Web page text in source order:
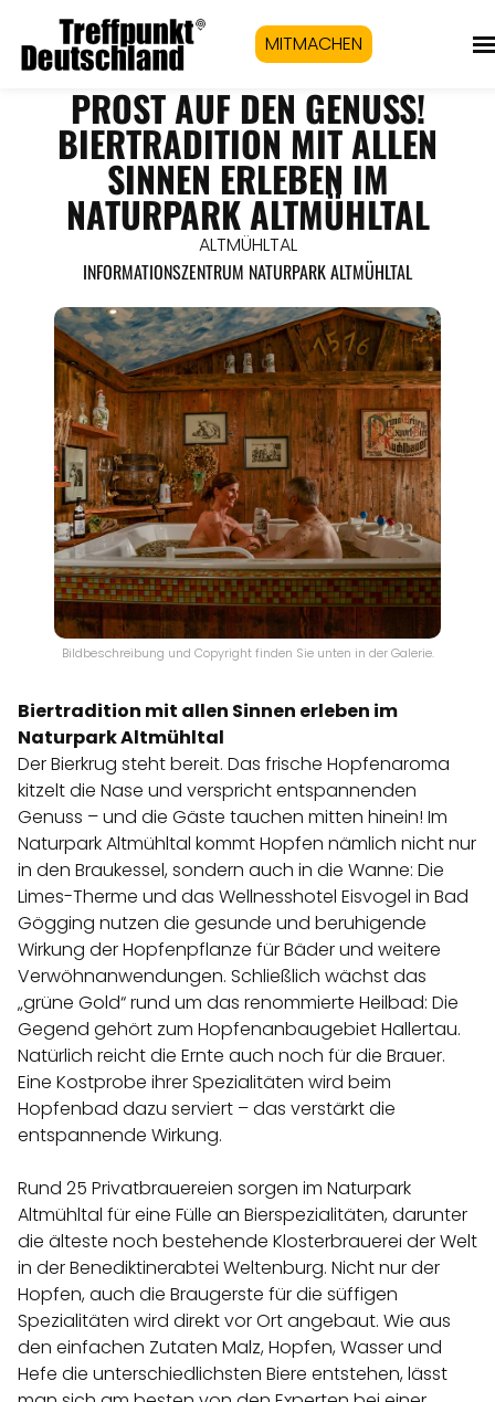
MITMACHEN
PROST AUF DEN GENUSS!
BIERTRADITION MIT ALLEN
SINNEN ERLEBEN IM
NATURPARK ALTMÜHLTAL
ALTMÜHLTAL
INFORMATIONSZENTRUM NATURPARK ALTMÜHLTAL
Bildbeschreibung und Copyright finden Sie unten in der Galerie.
Biertradition mit allen Sinnen erleben im
Naturpark Altmühltal
Der Bierkrug steht bereit. Das frische Hopfenaroma
kitzelt die Nase und verspricht entspannenden
Genuss – und die Gäste tauchen mitten hinein! Im
Naturpark Altmühltal kommt Hopfen nämlich nicht nur
in den Braukessel, sondern auch in die Wanne: Die
Limes-Therme und das Wellnesshotel Eisvogel in Bad
Gögging nutzen die gesunde und beruhigende
Wirkung der Hopfenpflanze für Bäder und weitere
Verwöhnanwendungen. Schließlich wächst das
„grüne Gold“ rund um das renommierte Heilbad: Die
Gegend gehört zum Hopfenanbaugebiet Hallertau.
Natürlich reicht die Ernte auch noch für die Brauer.
Eine Kostprobe ihrer Spezialitäten wird beim
Hopfenbad dazu serviert – das verstärkt die
entspannende Wirkung.
Rund 25 Privatbrauereien sorgen im Naturpark
Altmühltal für eine Fülle an Bierspezialitäten, darunter
die älteste noch bestehende Klosterbrauerei der Welt
in der Benediktinerabtei Weltenburg. Nicht nur der
Hopfen, auch die Braugerste für die süffigen
Spezialitäten wird direkt vor Ort angebaut. Wie aus
den einfachen Zutaten Malz, Hopfen, Wasser und
Hefe die unterschiedlichsten Biere entstehen, lässt